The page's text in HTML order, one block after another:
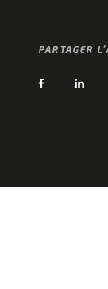
PARTAGER